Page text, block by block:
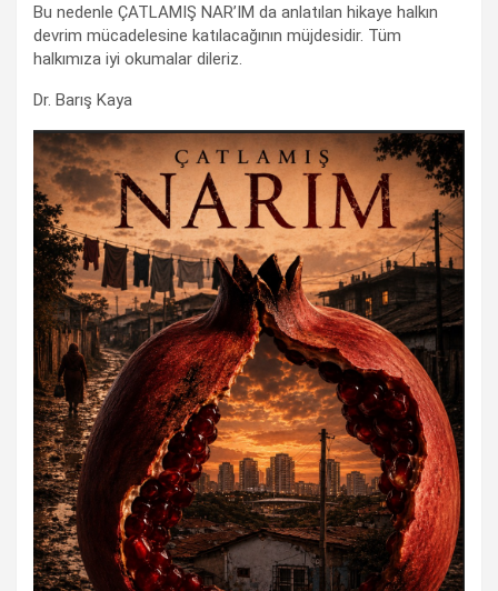
Bu nedenle ÇATLAMIŞ NAR’IM da anlatılan hikaye halkın
devrim mücadelesine katılacağının müjdesidir. Tüm
halkımıza iyi okumalar dileriz.
Dr. Barış Kaya